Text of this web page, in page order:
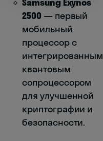
Samsung Exynos
2500 — первый
мобильный
процессор с
интегрированным
квантовым
сопроцессором
для улучшенной
криптографии и
безопасности.